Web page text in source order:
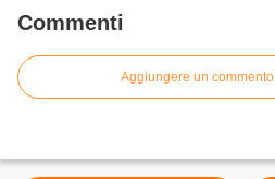
Commenti
Aggiungere un commento